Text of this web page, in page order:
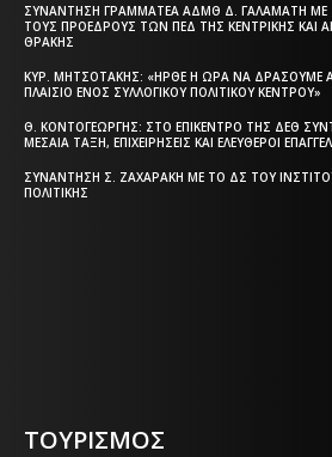
ΣΥΝΆΝΤΗΣΗ ΓΡΑΜΜΑΤΈΑ ΑΔΜΘ Δ. ΓΑΛΑΜΆΤΗ ΜΕ
ΤΟΥΣ ΠΡΟΈΔΡΟΥΣ ΤΩΝ ΠΕΔ ΤΗΣ ΚΕΝΤΡΙΚΉΣ ΚΑΙ
ΘΡΆΚΗΣ
ΚΥΡ. ΜΗΤΣΟΤΆΚΗΣ: «ΉΡΘΕ Η ΏΡΑ ΝΑ ΔΡΆΣΟΥΜΕ
ΠΛΑΊΣΙΟ ΕΝΌΣ ΣΥΛΛΟΓΙΚΟΎ ΠΟΛΙΤΙΚΟΎ ΚΈΝΤΡΟΥ»
Θ. ΚΟΝΤΟΓΕΏΡΓΗΣ: ΣΤΟ ΕΠΊΚΕΝΤΡΟ ΤΗΣ ΔΕΘ
ΜΕΣΑΊΑ ΤΆΞΗ, ΕΠΙΧΕΙΡΉΣΕΙΣ ΚΑΙ ΕΛΕΎΘΕΡΟΙ
ΣΥΝΆΝΤΗΣΗ Σ. ΖΑΧΑΡΆΚΗ ΜΕ ΤΟ ΔΣ ΤΟΥ
ΠΟΛΙΤΙΚΉΣ
ΤΟΥΡΙΣΜΟΣ